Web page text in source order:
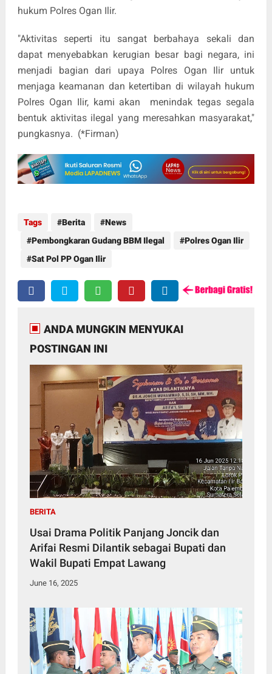
hukum Polres Ogan Ilir.
"Aktivitas seperti itu sangat berbahaya sekali dan
dapat menyebabkan kerugian besar bagi negara, ini
menjadi bagian dari upaya Polres Ogan Ilir untuk
menjaga keamanan dan ketertiban di wilayah hukum
Polres Ogan Ilir, kami akan menindak tegas segala
bentuk aktivitas ilegal yang meresahkan masyarakat,"
pungkasnya. (*Firman)
Tags Berita
News
Pembongkaran Gudang BBM Ilegal
Polres Ogan Ilir
Sat Pol PP Ogan Ilir
ANDA MUNGKIN MENYUKAI
POSTINGAN INI
BERITA
Usai Drama Politik Panjang Joncik dan
Arifai Resmi Dilantik sebagai Bupati dan
Wakil Bupati Empat Lawang
June 16, 2025